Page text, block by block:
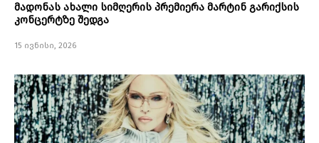
მადონას ახალი სიმღერის პრემიერა მარტინ გარიქსის
კონცერტზე შედგა
15 ივნისი, 2026